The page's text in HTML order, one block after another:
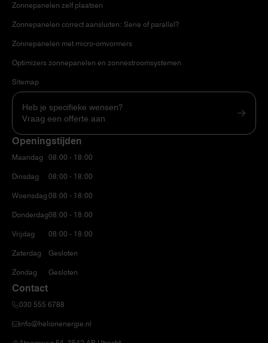
Zonnepanelen zelf plaatsen
Zonnepanelen correct aansluiten: Serie of parallel?
Zonnepanelen met micro-omvormers
Optimizers zonnepanelen en zonnestroomsystemen
Sitemap
Heb je specifieke wensen?
Vraag een offerte aan
Openingstijden
Maandag
Dinsdag
Woensdag
Donderdag
Vrijdag
Zaterdag
Zondag
08:00 - 18:00
08:00 - 18:00
08:00 - 18:00
08:00 - 18:00
08:00 - 18:00
Gesloten
Gesloten
Contact
030 555 6788
info@helionenergie.nl